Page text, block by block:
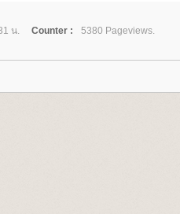
น. Counter :
5380 Pageviews.